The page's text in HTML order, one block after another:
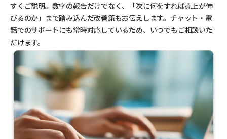
すくご説明。数字の報告だけでなく、「次に何をすれば売上が伸
びるのか」まで踏み込んだ改善策もお伝えします。チャット・電
話でのサポートにも常時対応しているため、いつでもご相談いた
だけます。